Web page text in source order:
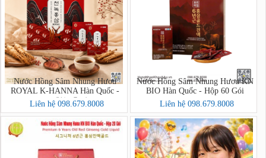
Nước Hồng Sâm Nhung Hươu
ROYAL K-HANNA Hàn Quốc -
Hộp 30 Gói (천녹홍삼 ROYAL)
Liên hệ 098.679.8008
Nước Hồng Sâm Nhung Hươu KN
BIO Hàn Quốc - Hộp 60 Gói
Liên hệ 098.679.8008